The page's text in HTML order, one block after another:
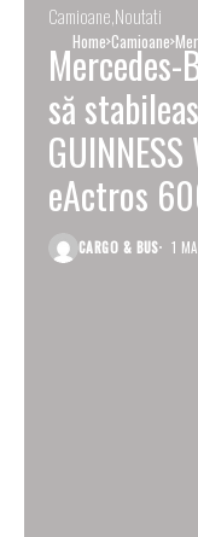
Home Camioane
Camioane Noutati
să
eActros
CARGO & BUS 1